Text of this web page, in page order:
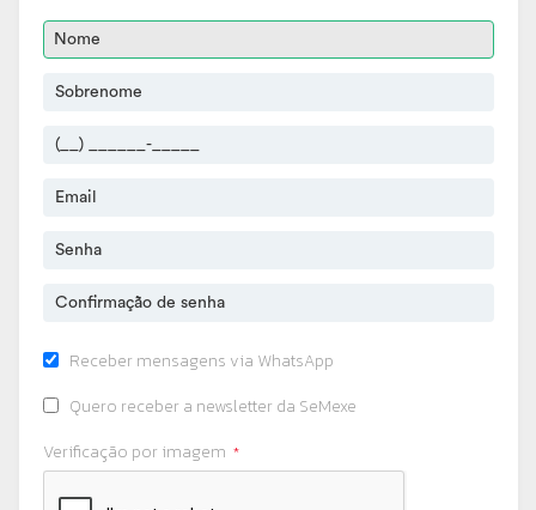
Receber mensagens via WhatsApp
Quero receber a newsletter da SeMexe
Verificação por imagem